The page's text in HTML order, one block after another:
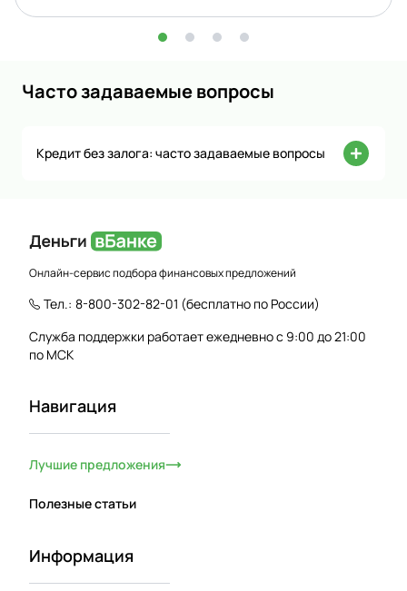
Часто задаваемые вопросы
Кредит без залога: часто задаваемые вопросы
Онлайн-сервис подбора финансовых предложений
Тел.: 8-800-302-82-01 (бесплатно по России)
Служба поддержки работает ежедневно с 9:00 до 21:00
по МСК
Навигация
Лучшие предложения
Полезные статьи
Информация